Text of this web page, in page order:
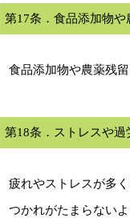
第17条．食品添加物や
食品添加物や農薬残
第18条．ストレスや過
疲れやストレスが多
つかれがたまらない